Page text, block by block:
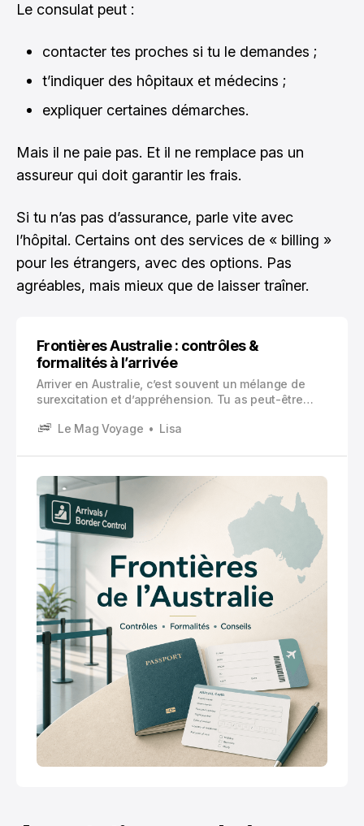
Le consulat peut :
contacter tes proches si tu le demandes ;
t’indiquer des hôpitaux et médecins ;
expliquer certaines démarches.
Mais il ne paie pas. Et il ne remplace pas un
assureur qui doit garantir les frais.
Si tu n’as pas d’assurance, parle vite avec
l’hôpital. Certains ont des services de « billing »
pour les étrangers, avec des options. Pas
agréables, mais mieux que de laisser traîner.
Frontières Australie : contrôles &
formalités à l’arrivée
Arriver en Australie, c’est souvent un mélange de
surexcitation et d’appréhension. Tu as peut-être
moitié rempli, et cette petite voix qui répète : « Et si
Le Mag Voyage Lisa